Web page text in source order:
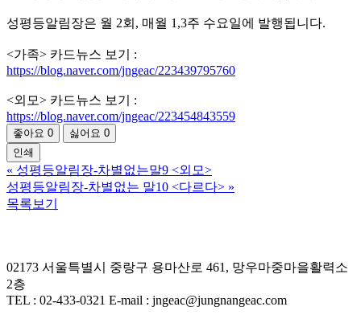
성평등알림장은 월 2회, 매월 1,3주 수요일에 발행됩니다.
<가족> 카드뉴스 보기 :
https://blog.naver.com/jngeac/223439795760
<외모> 카드뉴스 보기 :
https://blog.naver.com/jngeac/223454843559
좋아요 0 싫어요 0
인쇄
« 성평등알림장-차별없는말9 <외모>
성평등알림장-차별없는 말10 <다르다> »
목록보기
02173 서울특별시 중랑구 용마산로 461, 망우마중마을활력소
2층
TEL : 02-433-0321 E-mail : jngeac@jungnangeac.com